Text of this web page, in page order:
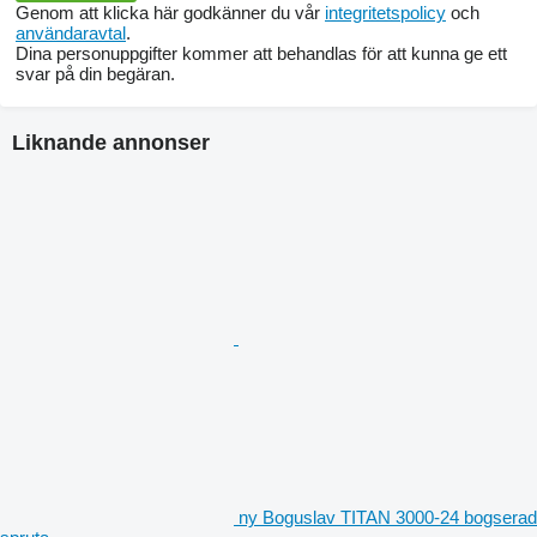
Genom att klicka här godkänner du vår integritetspolicy och
användaravtal.
Dina personuppgifter kommer att behandlas för att kunna ge ett
svar på din begäran.
Liknande annonser
ny Boguslav TITAN 3000-24 bogserad